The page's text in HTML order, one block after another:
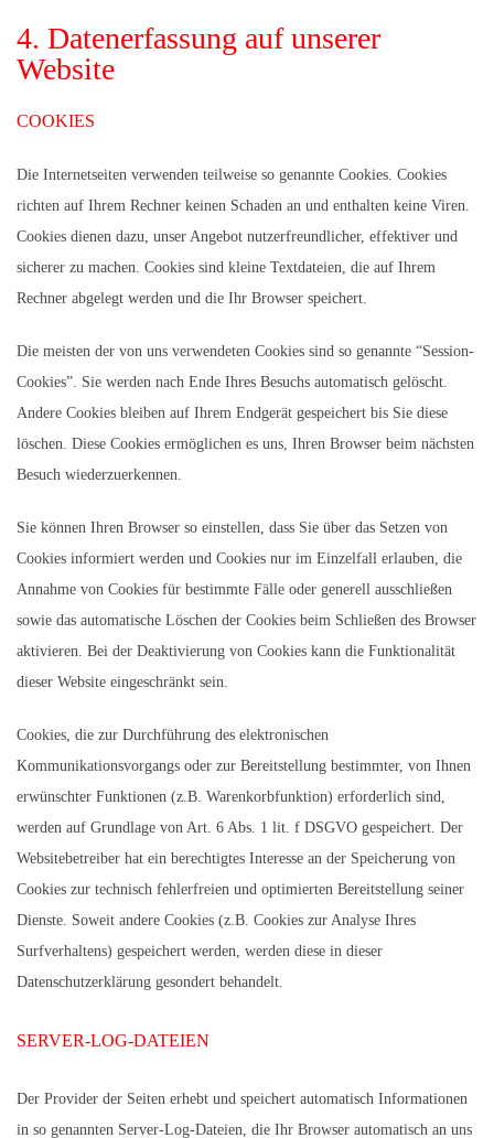
4. Datenerfassung auf unserer
Website
COOKIES
Die Internetseiten verwenden teilweise so genannte Cookies. Cookies
richten auf Ihrem Rechner keinen Schaden an und enthalten keine Viren.
Cookies dienen dazu, unser Angebot nutzerfreundlicher, effektiver und
sicherer zu machen. Cookies sind kleine Textdateien, die auf Ihrem
Rechner abgelegt werden und die Ihr Browser speichert.
Die meisten der von uns verwendeten Cookies sind so genannte “Session-
Cookies”. Sie werden nach Ende Ihres Besuchs automatisch gelöscht.
Andere Cookies bleiben auf Ihrem Endgerät gespeichert bis Sie diese
löschen. Diese Cookies ermöglichen es uns, Ihren Browser beim nächsten
Besuch wiederzuerkennen.
Sie können Ihren Browser so einstellen, dass Sie über das Setzen von
Cookies informiert werden und Cookies nur im Einzelfall erlauben, die
Annahme von Cookies für bestimmte Fälle oder generell ausschließen
sowie das automatische Löschen der Cookies beim Schließen des Browser
aktivieren. Bei der Deaktivierung von Cookies kann die Funktionalität
dieser Website eingeschränkt sein.
Cookies, die zur Durchführung des elektronischen
Kommunikationsvorgangs oder zur Bereitstellung bestimmter, von Ihnen
erwünschter Funktionen (z.B. Warenkorbfunktion) erforderlich sind,
werden auf Grundlage von Art. 6 Abs. 1 lit. f DSGVO gespeichert. Der
Websitebetreiber hat ein berechtigtes Interesse an der Speicherung von
Cookies zur technisch fehlerfreien und optimierten Bereitstellung seiner
Dienste. Soweit andere Cookies (z.B. Cookies zur Analyse Ihres
Surfverhaltens) gespeichert werden, werden diese in dieser
Datenschutzerklärung gesondert behandelt.
SERVER-LOG-DATEIEN
Der Provider der Seiten erhebt und speichert automatisch Informationen
in so genannten Server-Log-Dateien, die Ihr Browser automatisch an uns